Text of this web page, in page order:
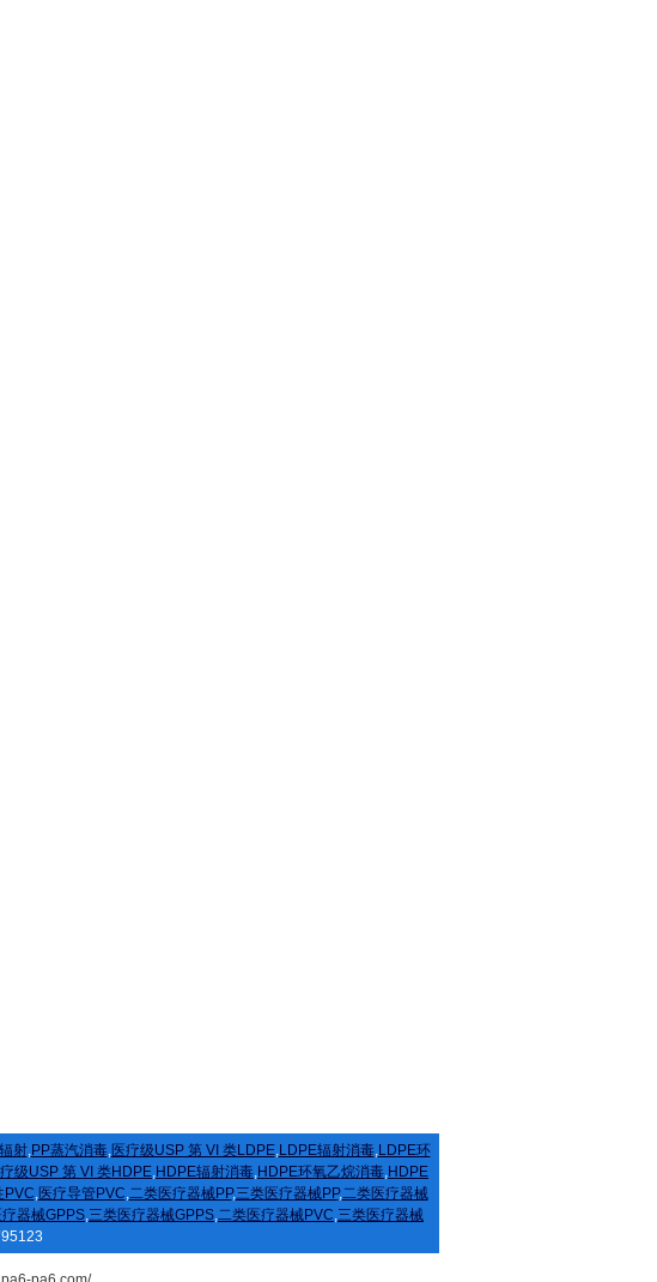
射,PP蒸汽消毒,医疗级USP 第 VI 类LDPE,LDPE辐射消毒,LDPE环
级USP 第 VI 类HDPE,HDPE辐射消毒,HDPE环氧乙烷消毒,HDPE
PVC,医疗导管PVC,二类医疗器械PP,三类医疗器械PP,二类医疗器械
器械GPPS,三类医疗器械GPPS,二类医疗器械PVC,三类医疗器械